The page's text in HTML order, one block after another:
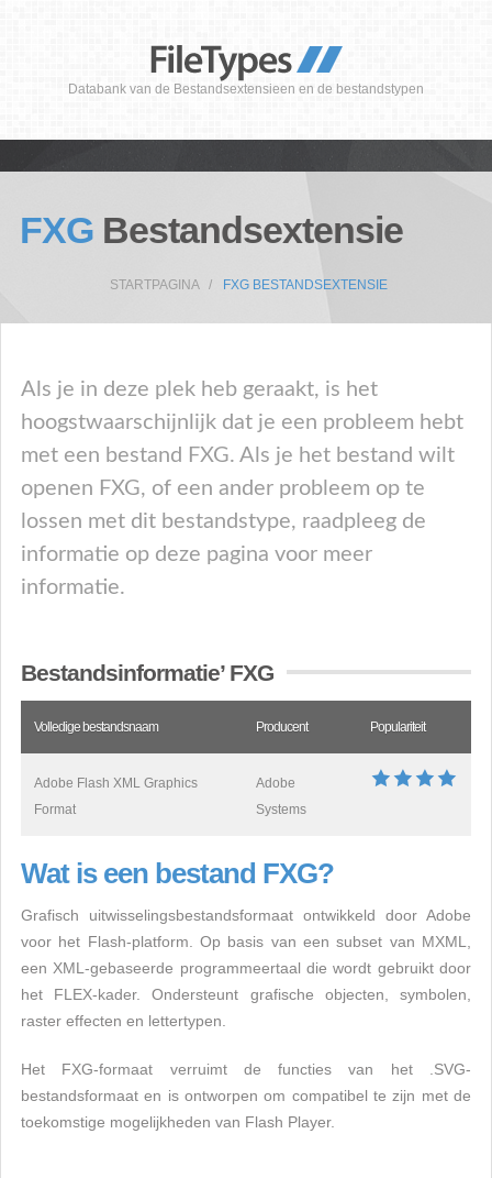
Databank van de Bestandsextensieen en de bestandstypen
FXG Bestandsextensie
STARTPAGINA FXG BESTANDSEXTENSIE
Als je in deze plek heb geraakt, is het
hoogstwaarschijnlijk dat je een probleem hebt
met een bestand FXG. Als je het bestand wilt
openen FXG, of een ander probleem op te
lossen met dit bestandstype, raadpleeg de
informatie op deze pagina voor meer
informatie.
Bestandsinformatie’ FXG
Volledige bestandsnaam Producent Populariteit
Adobe Flash XML Graphics
Format
Adobe
Systems
Wat is een bestand FXG?
Grafisch uitwisselingsbestandsformaat ontwikkeld door Adobe
voor het Flash-platform. Op basis van een subset van MXML,
een XML-gebaseerde programmeertaal die wordt gebruikt door
het FLEX-kader. Ondersteunt grafische objecten, symbolen,
raster effecten en lettertypen.
Het FXG-formaat verruimt de functies van het .SVG-
bestandsformaat en is ontworpen om compatibel te zijn met de
toekomstige mogelijkheden van Flash Player.